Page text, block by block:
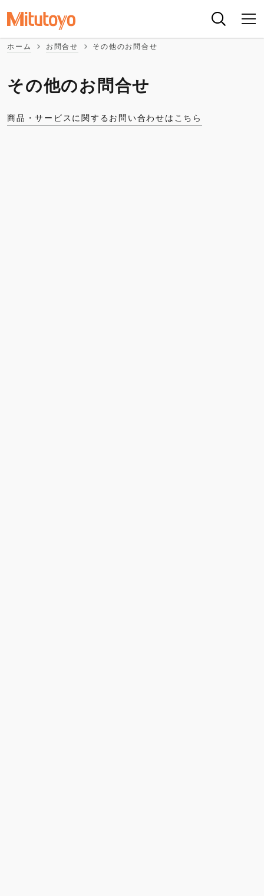
ホーム お問合せ その他のお問合せ
その他のお問合せ
商品・サービスに関するお問い合わせはこちら